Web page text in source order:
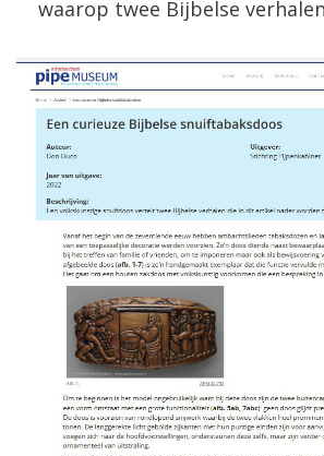
waarop twee Bijbelse